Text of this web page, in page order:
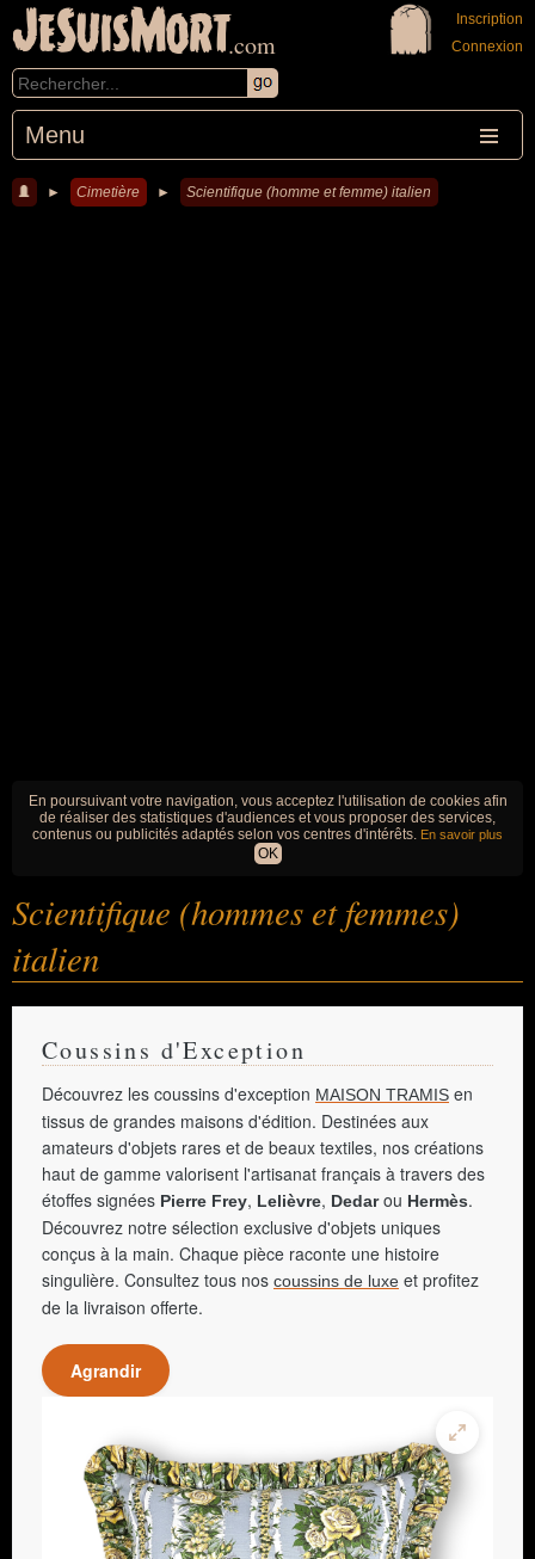
JeSuisMort.com
Menu
Inscription
Connexion
► Cimetière ► Scientifique (homme et femme) italien
En poursuivant votre navigation, vous acceptez l'utilisation de cookies afin
de réaliser des statistiques d'audiences et vous proposer des services,
contenus ou publicités adaptés selon vos centres d'intérêts. En savoir plus
OK
Scientifique (hommes et femmes)
italien
Coussins d'Exception
Découvrez les coussins d'exception MAISON TRAMIS en
tissus de grandes maisons d'édition. Destinées aux
amateurs d'objets rares et de beaux textiles, nos créations
haut de gamme valorisent l'artisanat français à travers des
étoffes signées Pierre Frey, Lelièvre, Dedarou Hermès.
Découvrez notre sélection exclusive d'objets uniques
conçus à la main. Chaque pièce raconte une histoire
singulière. Consultez tous nos coussins de luxe et profitez
de la livraison offerte.
Agrandir